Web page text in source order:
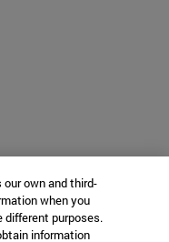
own and third-
when you
different purposes.
information